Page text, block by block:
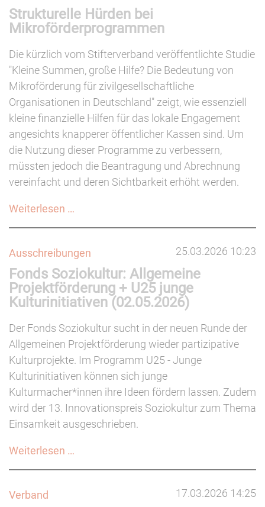
Strukturelle Hürden bei
Mikroförderprogrammen
Die kürzlich vom Stifterverband veröffentlichte Studie
"Kleine Summen, große Hilfe? Die Bedeutung von
Mikroförderung für zivilgesellschaftliche
Organisationen in Deutschland" zeigt, wie essenziell
kleine finanzielle Hilfen für das lokale Engagement
angesichts knapperer öffentlicher Kassen sind. Um
die Nutzung dieser Programme zu verbessern,
müssten jedoch die Beantragung und Abrechnung
vereinfacht und deren Sichtbarkeit erhöht werden.
Weiterlesen …
Mikroförderprogrammen25.03.2026 10:23
Ausschreibungen
Fonds Soziokultur: Allgemeine
Projektförderung + U25 junge
Kulturinitiativen (02.05.2026)
Der Fonds Soziokultur sucht in der neuen Runde der
Allgemeinen Projektförderung wieder partizipative
Kulturprojekte. Im Programm U25 - Junge
Kulturinitiativen können sich junge
Kulturmacher*innen ihre Ideen fördern lassen. Zudem
wird der 13. Innovationspreis Soziokultur zum Thema
Einsamkeit ausgeschrieben.
Weiterlesen …
17.03.2026 14:25
Verband